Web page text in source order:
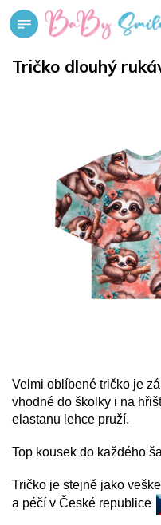
Přejít
na
Tričko dlouhý
Velmi oblíbené tričko je
vhodné do školky i na
elastanu lehce pruží.
Top kousek do každého
Tričko je stejně jako
a péčí v České republice